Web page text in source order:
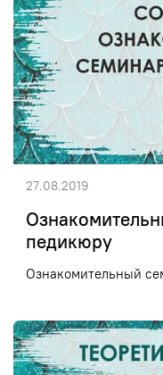
педикюру
Ознакомительный
27.08.2019